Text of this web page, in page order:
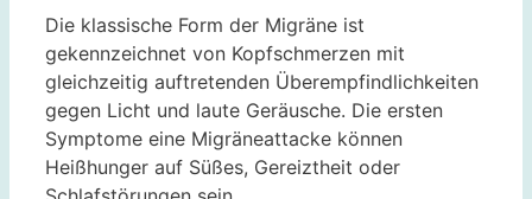
Die klassische Form der Migräne ist
gekennzeichnet von Kopfschmerzen mit
gleichzeitig auftretenden Überempfindlichkeiten
gegen Licht und laute Geräusche. Die ersten
Symptome eine Migräneattacke können
Heißhunger auf Süßes, Gereiztheit oder